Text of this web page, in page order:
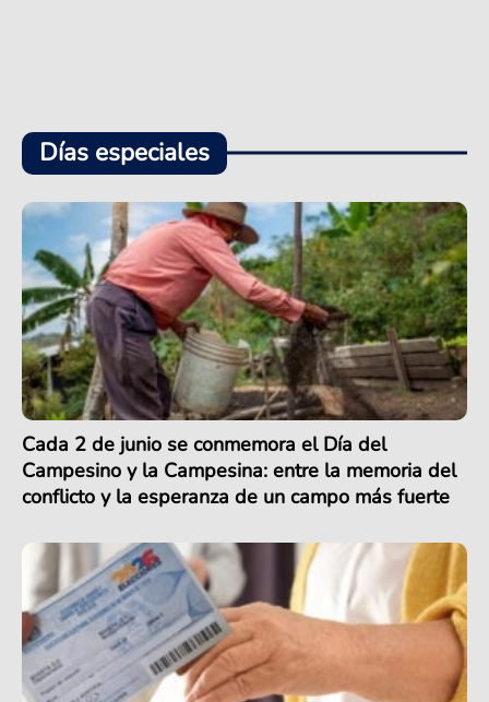
Días especiales
Cada 2 de junio se conmemora el Día del
Campesino y la Campesina: entre la memoria del
conflicto y la esperanza de un campo más fuerte